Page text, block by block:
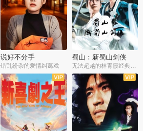
说好不分手
错乱纷杂的爱情纠葛戏
蜀山：新蜀山剑侠
无法超越的林青霞经典角色